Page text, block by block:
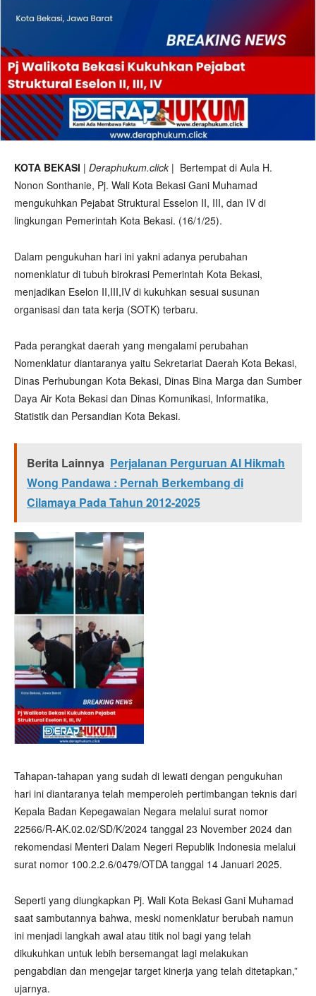
KOTA BEKASI | Deraphukum.click | Bertempat di Aula H.
Nonon Sonthanie, Pj. Wali Kota Bekasi Gani Muhamad
mengukuhkan Pejabat Struktural Esselon II, III, dan IV di
lingkungan Pemerintah Kota Bekasi. (16/1/25).
Dalam pengukuhan hari ini yakni adanya perubahan
nomenklatur di tubuh birokrasi Pemerintah Kota Bekasi,
menjadikan Eselon II,III,IV di kukuhkan sesuai susunan
organisasi dan tata kerja (SOTK) terbaru.
Pada perangkat daerah yang mengalami perubahan
Nomenklatur diantaranya yaitu Sekretariat Daerah Kota Bekasi,
Dinas Perhubungan Kota Bekasi, Dinas Bina Marga dan Sumber
Daya Air Kota Bekasi dan Dinas Komunikasi, Informatika,
Statistik dan Persandian Kota Bekasi.
Berita Lainnya Perjalanan Perguruan Al Hikmah
Wong Pandawa : Pernah Berkembang di
Cilamaya Pada Tahun 2012-2025
Tahapan-tahapan yang sudah di lewati dengan pengukuhan
hari ini diantaranya telah memperoleh pertimbangan teknis dari
Kepala Badan Kepegawaian Negara melalui surat nomor
22566/R-AK.02.02/SD/K/2024 tanggal 23 November 2024 dan
rekomendasi Menteri Dalam Negeri Republik Indonesia melalui
surat nomor 100.2.2.6/0479/OTDA tanggal 14 Januari 2025.
Seperti yang diungkapkan Pj. Wali Kota Bekasi Gani Muhamad
saat sambutannya bahwa, meski nomenklatur berubah namun
ini menjadi langkah awal atau titik nol bagi yang telah
dikukuhkan untuk lebih bersemangat lagi melakukan
pengabdian dan mengejar target kinerja yang telah ditetapkan,”
ujarnya.